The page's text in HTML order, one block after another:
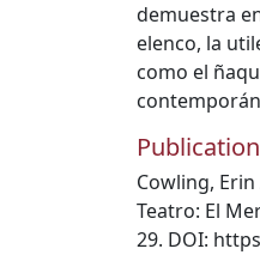
demuestra
elenco, la
como el
Cowling, Erin
Teatro: El
29. DOI: